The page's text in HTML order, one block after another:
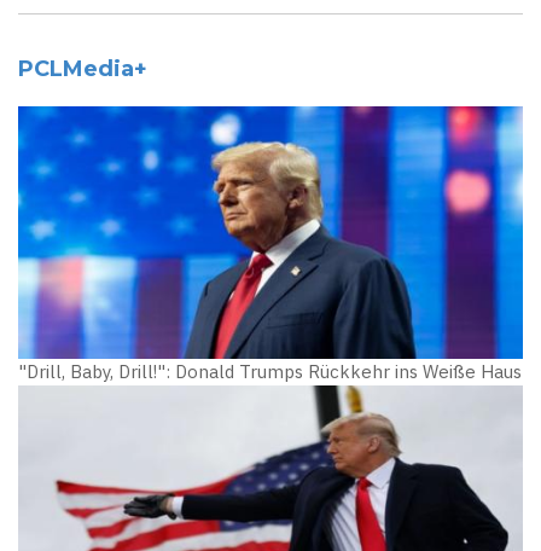
PCLMedia+
"Drill, Baby, Drill!": Donald Trumps Rückkehr ins Weiße Haus